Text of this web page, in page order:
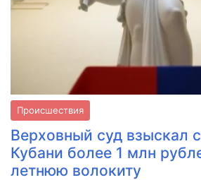
Происшествия
Верховный суд взыскал
Кубани более 1 млн
летнюю волокиту